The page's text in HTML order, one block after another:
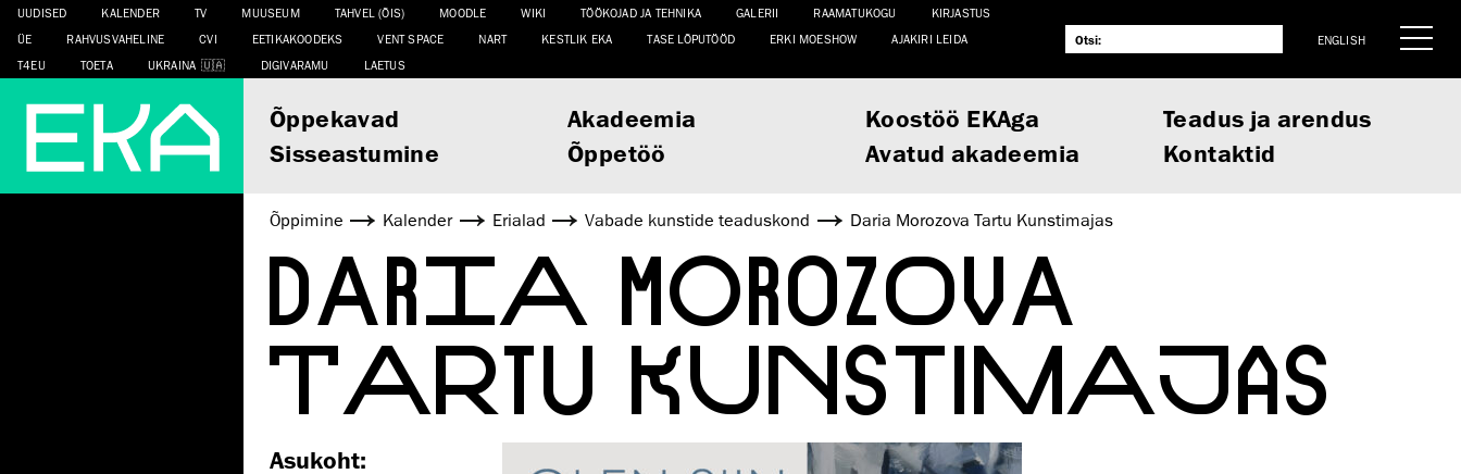
UUDISED KALENDER TV MUUSEUM TAHVEL (ÕIS) MOODLE WIKI TÖÖKOJAD JA TEHNIKA GALERII RAAMATUKOGU
KIRJASTUS
ÜE
RAHVUSVAHELINE CVI EETIKAKOODEKS VENT SPACE NART KESTLIK EKA TASE LÕPUTÖÖD ERKI MOESHOW
AJAKIRI LEIDA
T4EU
TOETA UKRAINA DIGIVARAMU LAETUS
ENGLISH
Õppekavad Akadeemia Koostöö EKAga
Teadus ja arendus
Sisseastumine
Õppetöö Avatud akadeemia Kontaktid
Õppimine Kalender Erialad Vabade kunstide teaduskond Daria Morozova Tartu Kunstimajas
DARIA MOROZOVA
TARTU KUNSTIMAJAS
Asukoht: